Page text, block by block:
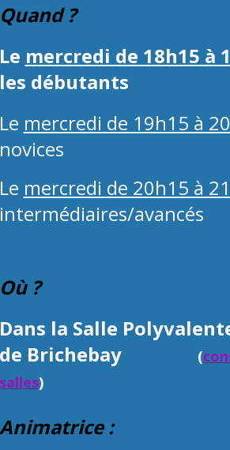
?
mercredi de 18h15 à
débutants
mercredi de 19h15 à
mercredi de 20h15 à
avancés
?
la Salle
Brichebay
(
)
: